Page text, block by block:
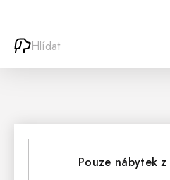
Hlídat
Pouze nábytek z